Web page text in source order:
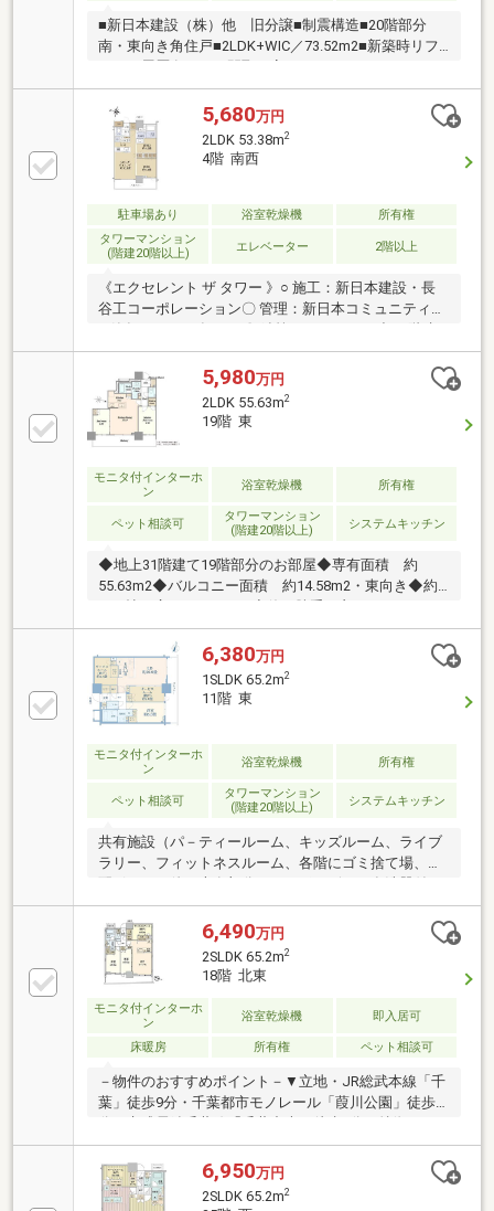
■新日本建設（株）他 旧分譲■制震構造■20階部分
南・東向き角住戸■2LDK+WIC／73.52m2■新築時リフ
LDK部分 ブラインドカーテン 設置 ・カップボー
ド 増設 ・キッチン天板御影
石 変更 ・キッチンアクセントパネル 変
更 ・キッチンタッチレス水栓 変更■LD部分最高
天井高約2，650mm■全居室バルコニー向き■全居室収
納付き■千葉都市モノレール「葭川公園」駅 徒歩2
5,680万円
2LDK 53.38m2
4階 南西
駐車場あり 浴室乾燥機
所有権
タワーマンション
(階建20階以上)
エレベーター 2階以上
《エクセレント ザ タワー 》○ 施工：新日本建設・長
谷工コーポレーション〇 管理：新日本コミュニティー
《 Room 》〇 専有面積：53.38㎡ 間取り：2LDK〇 4階
部分南西側〇 ペット飼育可能（管理規約による）〇 浴
室暖房乾燥機○ 宅配ボックスあり〇 コンシェルジュサ
ービス
5,980万円
2LDK 55.63m2
19階 東
モニタ付インターホ
ン
浴室乾燥機 所有権
ペット相談可
タワーマンション
(階建20階以上)
システムキッチン
◆地上31階建て19階部分のお部屋◆専有面積 約
55.63m2◆バルコニー面積 約14.58m2・東向き◆約
対面キッチンはお料理しながら会話も楽しめます♪◆
ディスポーザー付き 生ごみをその場で処理でき、
キッチンを清潔に保ちやすい便利な設備です ◆食器
洗浄乾燥機付き◆WICやSICをはじめ豊富な収納スペー
ス 全居室に収納あり◆タワーならでは暮らしごこちを
6,380万円
1SLDK 65.2m2
11階 東
モニタ付インターホ
ン
浴室乾燥機 所有権
ペット相談可
タワーマンション
(階建20階以上)
システムキッチン
共有施設（パ－ティールーム、キッズルーム、ライブ
ラリー、フィットネスルーム、各階にゴミ捨て場、宅
キッチン、リビング床暖房有、浴室換気乾燥暖房機付
き、三面鏡洗面台、手洗い場付トイレ周辺環境〇セブ
ン-イレブン 千葉中央公園店・・・マンション内1F〇
西友 千葉中央店・・・マンション内1F〇Seria 西友千
葉中央店・・・マンション内2F〇千葉セントラルパー
ククリニック・・・マンション内2F〇みどりクリニッ
ク 千葉中央・・マンション内3F〇院内小学校・・・徒
歩約13分（約1000m）〇椿森中学校・・・徒歩約20分
（約1600m）
6,490万円
2SLDK 65.2m2
18階 北東
モニタ付インターホ
ン
浴室乾燥機 即入居可
床暖房 所有権 ペット相談可
－物件のおすすめポイント－▼立地・JR総武本線「千
葉」徒歩9分・千葉都市モノレール「葭川公園」徒歩2
2023年11月築・ディスポーザー付の対面式キッチン・
約4.6帖のサービススペース有・SIC等、室内随所に収
納を設置・ペット飼育可(規約有)▼設備・床暖房
(LD)・浴室乾燥機・オートロック▼周辺環境・西友千
6,950万円
2SLDK 65.2m2